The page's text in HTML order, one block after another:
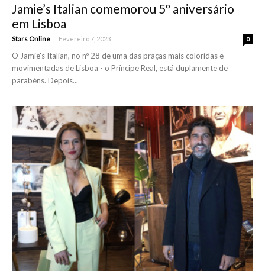
Jamie’s Italian comemorou 5º aniversário
em Lisboa
Stars Online - Fevereiro 7, 2023 0
O Jamie's Italian, no nº 28 de uma das praças mais coloridas e
movimentadas de Lisboa - o Príncipe Real, está duplamente de
parabéns. Depois...